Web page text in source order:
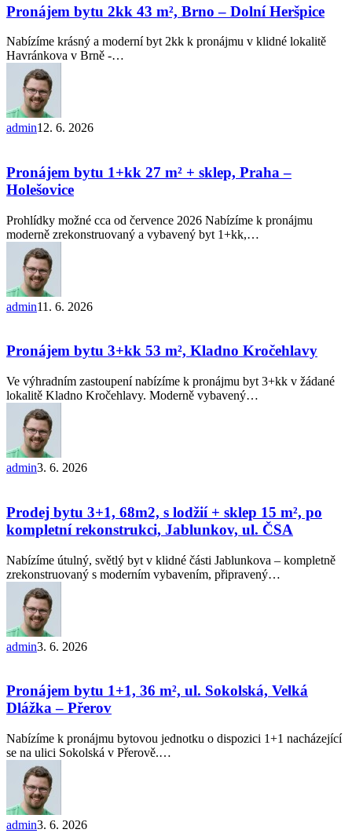
2kk
43
m²,
Brno
–
Dolní
Heršpice
Pronájem bytu 2kk 43 m², Brno – Dolní Heršpice
Nabízíme krásný a moderní byt 2kk k pronájmu v klidné lokalitě
Havránkova v Brně -…
admin12. 6. 2026
1+kk
27 m²
+
Praha
–
Holešovice
Pronájem bytu 1+kk 27 m² + sklep, Praha –
Holešovice
Prohlídky možné cca od července 2026 Nabízíme k pronájmu
moderně zrekonstruovaný a vybavený byt 1+kk,…
admin11. 6. 2026
3+kk
m²,
Kladno
Kročehlavy
Pronájem bytu 3+kk 53 m², Kladno Kročehlavy
Ve výhradním zastoupení nabízíme k pronájmu byt 3+kk v žádané
lokalitě Kladno Kročehlavy. Moderně vybavený…
admin3. 6. 2026
3+1,
68m2,
s lodžií
sklep
15
kompletní
rekonstrukci,
Jablunkov,
Prodej bytu 3+1, 68m2, s lodžií + sklep 15 m², po
kompletní rekonstrukci, Jablunkov, ul. ČSA
Nabízíme útulný, světlý byt v klidné části Jablunkova – kompletně
zrekonstruovaný s moderním vybavením, připravený…
admin3. 6. 2026
1+1,
36
m²,
Sokolská,
Velká
Dlážka
Přerov
Pronájem bytu 1+1, 36 m², ul. Sokolská, Velká
Dlážka – Přerov
Nabízíme k pronájmu bytovou jednotku o dispozici 1+1 nacházející
se na ulici Sokolská v Přerově.…
admin3. 6. 2026